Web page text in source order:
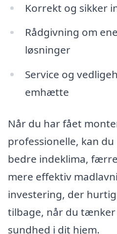
Korrekt og sikker
Rådgivning om
løsninger
Service og
emhætte
Når du har fået
professionelle, kan
bedre indeklima,
mere effektiv
investering, der
tilbage, når du
sundhed i dit hjem.